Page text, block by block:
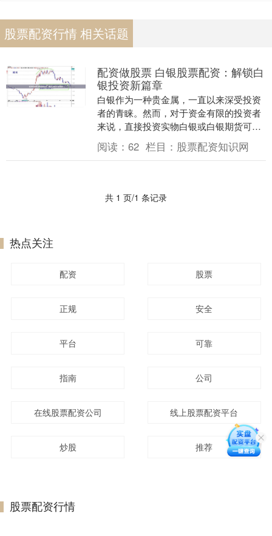
股票配资行情 相关话题
配资做股票 白银股票配资：解锁白
银投资新篇章
白银作为一种贵金属，一直以来深受投资
者的青睐。然而，对于资金有限的投资者
来说，直接投资实物白银或白银期货可能
存在门槛较高的问题。白银股票配资的出
现，为投资者提供....
阅读： 62 栏目： 股票配资知识网
共 1 页/1 条记录
热点关注
配资 股票
正规 安全
平台 可靠
指南 公司
在线股票配资公司 线上股票配资平台
炒股 推荐
股票配资行情